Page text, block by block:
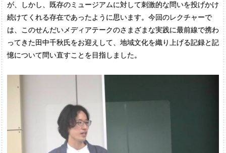
が、しかし、既存のミュージアムに対して刺激的な問いを投げかけ
続けてくれる存在であったように思います。今回のレクチャーで
は、このせんだいメディアテークのさまざまな実践に最前線で携わ
ってきた田中千秋氏をお迎えして、地域文化を織り上げる記録と記
憶について問い直すことを目指しました。